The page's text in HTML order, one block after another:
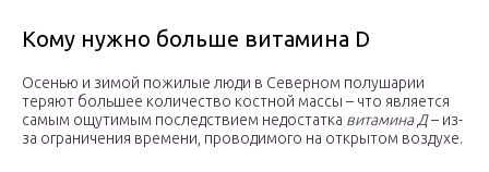
Кому нужно больше витамина D
Осенью и зимой пожилые люди в Северном полушарии
теряют большее количество костной массы – что является
самым ощутимым последствием недостатка витамина Д– из-
за ограничения времени, проводимого на открытом воздухе.